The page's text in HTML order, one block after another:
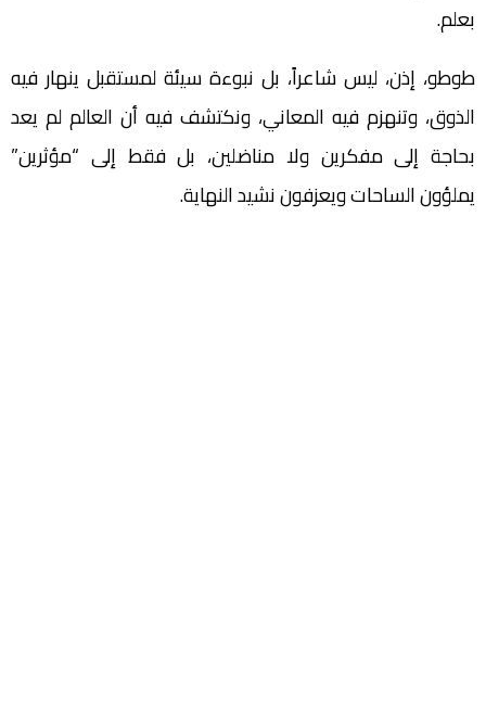
بعلم.
طوطو، إذن، ليس شاعراً، بل نبوءة سيئة لمستقبل ينهار فيه
الذوق، وتنهزم فيه المعاني، ونكتشف فيه أن العالم لم يعد
بحاجة إلى مفكرين ولا مناضلين، بل فقط إلى “مؤثرين”
يملؤون الساحات ويعزفون نشيد النهاية.